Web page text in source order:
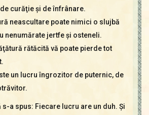
curăţie şi de înfrânare.
neascultare poate nimici o slujbă
nenumărate jertfe şi osteneli.
rătăcită vă poate pierde tot
un lucru îngrozitor de puternic, de
s-a spus: Fiecare lucru are un duh. Şi